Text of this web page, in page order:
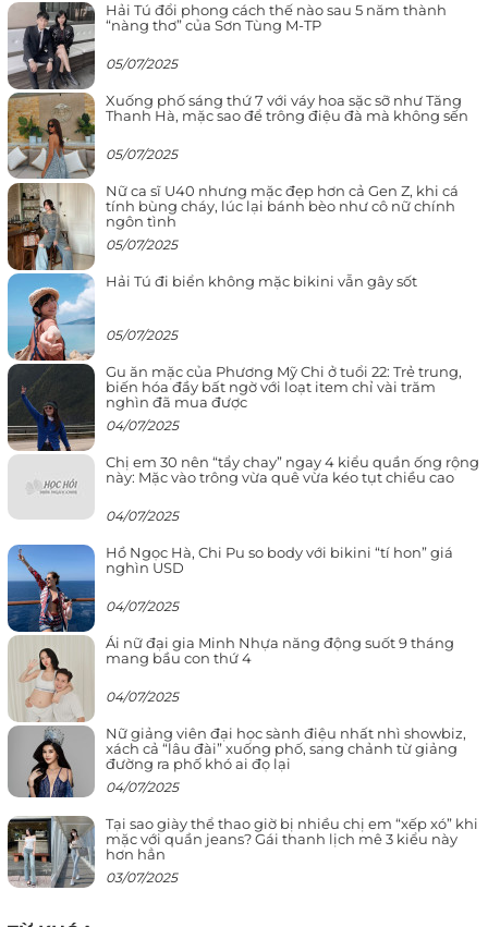
Hải Tú đổi phong cách thế nào sau 5 năm thành
“nàng thơ” của Sơn Tùng M-TP
05/07/2025
Xuống phố sáng thứ 7 với váy hoa sặc sỡ như Tăng
Thanh Hà, mặc sao để trông điệu đà mà không sến
05/07/2025
Nữ ca sĩ U40 nhưng mặc đẹp hơn cả Gen Z, khi cá
tính bùng cháy, lúc lại bánh bèo như cô nữ chính
ngôn tình
05/07/2025
Hải Tú đi biển không mặc bikini vẫn gây sốt
05/07/2025
Gu ăn mặc của Phương Mỹ Chi ở tuổi 22: Trẻ trung,
biến hóa đầy bất ngờ với loạt item chỉ vài trăm
nghìn đã mua được
04/07/2025
Chị em 30 nên “tẩy chay” ngay 4 kiểu quần ống rộng
này: Mặc vào trông vừa quê vừa kéo tụt chiều cao
04/07/2025
Hồ Ngọc Hà, Chi Pu so body với bikini “tí hon” giá
nghìn USD
04/07/2025
Ái nữ đại gia Minh Nhựa năng động suốt 9 tháng
mang bầu con thứ 4
04/07/2025
Nữ giảng viên đại học sành điệu nhất nhì showbiz,
xách cả “lâu đài” xuống phố, sang chảnh từ giảng
đường ra phố khó ai đọ lại
04/07/2025
Tại sao giày thể thao giờ bị nhiều chị em “xếp xó” khi
mặc với quần jeans? Gái thanh lịch mê 3 kiểu này
hơn hẳn
03/07/2025